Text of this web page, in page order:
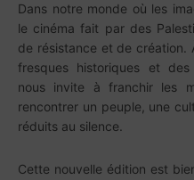
Dans notre monde où les
le cinéma fait par des
de résistance et de création.
fresques historiques et
nous invite à franchir les
rencontrer un peuple, une
réduits au silence.
Cette nouvelle édition est